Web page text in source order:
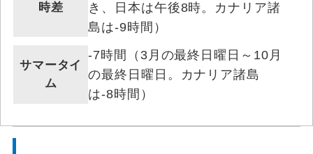
時差
き、日本は午後8時。カナリア諸
島は-9時間）
サマータイ
ム
-7時間（3月の最終日曜日～10月
の最終日曜日。カナリア諸島
は-8時間）